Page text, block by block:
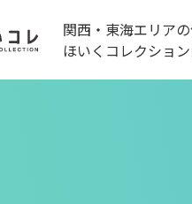
関西・東海エリア
ほいくコレクショ